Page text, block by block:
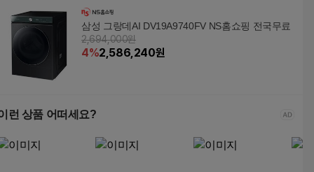
삼성 그랑데AI DV19A9740FV NS홈쇼핑 전국무료
2,694,000원
4%2,586,240원
런 상품 어떠세요?